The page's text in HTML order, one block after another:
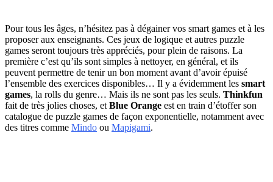
Pour tous les âges, n’hésitez pas à dégainer vos smart games et à les
proposer aux enseignants. Ces jeux de logique et autres puzzle
games seront toujours très appréciés, pour plein de raisons. La
première c’est qu’ils sont simples à nettoyer, en général, et ils
peuvent permettre de tenir un bon moment avant d’avoir épuisé
l’ensemble des exercices disponibles… Il y a évidemment les smart
games, la rolls du genre… Mais ils ne sont pas les seuls. Thinkfun
fait de très jolies choses, et Blue Orange est en train d’étoffer son
catalogue de puzzle games de façon exponentielle, notamment avec
des titres comme Mindo ou Mapigami.